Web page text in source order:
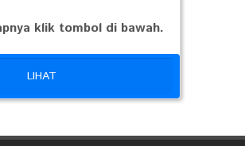
klik tombol di bawah.
LIHAT